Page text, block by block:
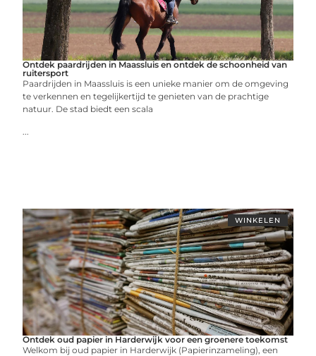
Ontdek paardrijden in Maassluis en ontdek de schoonheid van
ruitersport
Paardrijden in Maassluis is een unieke manier om de omgeving
te verkennen en tegelijkertijd te genieten van de prachtige
natuur. De stad biedt een scala
...
WINKELEN
Ontdek oud papier in Harderwijk voor een groenere toekomst
Welkom bij oud papier in Harderwijk (Papierinzameling), een